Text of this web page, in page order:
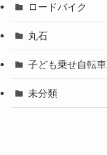
ロードバイク
丸石
子ども乗せ自転車
未分類